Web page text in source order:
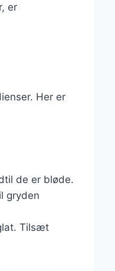
er
Her er
de er bløde.
gryden
Tilsæt